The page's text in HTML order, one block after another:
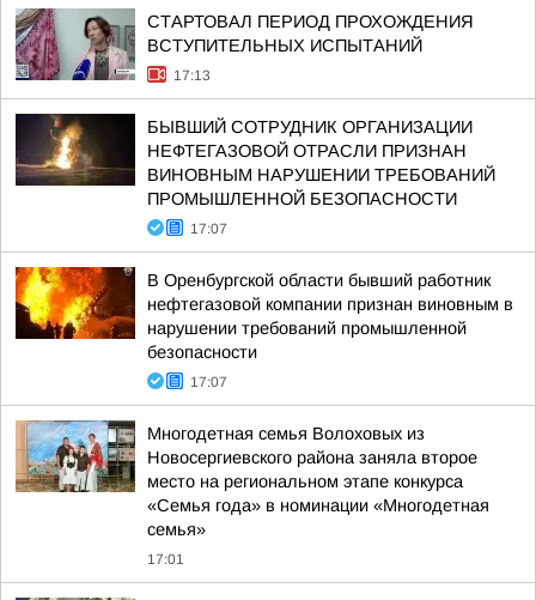
СТАРТОВАЛ ПЕРИОД ПРОХОЖДЕНИЯ
ВСТУПИТЕЛЬНЫХ ИСПЫТАНИЙ
17:13
БЫВШИЙ СОТРУДНИК ОРГАНИЗАЦИИ
НЕФТЕГАЗОВОЙ ОТРАСЛИ ПРИЗНАН
ВИНОВНЫМ НАРУШЕНИИ ТРЕБОВАНИЙ
ПРОМЫШЛЕННОЙ БЕЗОПАСНОСТИ
17:07
В Оренбургской области бывший работник
нефтегазовой компании признан виновным в
нарушении требований промышленной
безопасности
17:07
Многодетная семья Волоховых из
Новосергиевского района заняла второе
место на региональном этапе конкурса
«Семья года» в номинации «Многодетная
семья»
17:01